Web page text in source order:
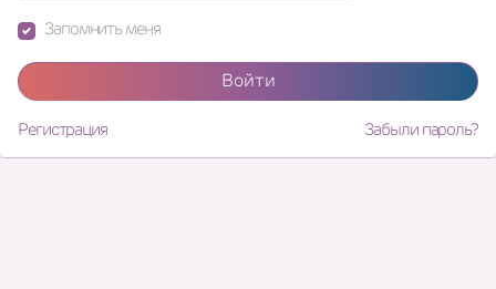
Запомнить меня
Войти
Регистрация Забыли пароль?